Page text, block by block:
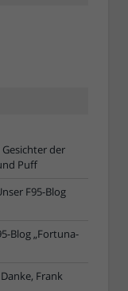
der
Puff
F95-Blog
Blog „Fortuna-
Frank